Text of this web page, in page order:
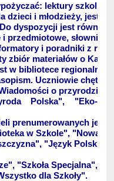
lektury szkolne,
dzieci i młodzieży, jest
dyspozycji jest
przedmiotowe, słowniki
i poradniki z
zbiór materiałów o
w bibliotece regionalnej.
Uczniowie
o przyrodzie
Polska", "Eko-
prenumerowanych jest
w Szkole", "Nowa
"Język Polski kl.
"Szkoła Specjalna",
dla Szkoły".